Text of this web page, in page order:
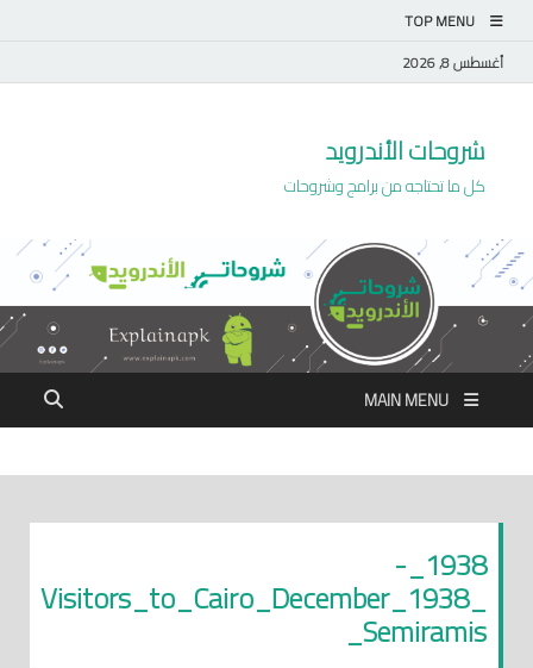
TOP MENU
أغسطس 8, 2026
شروحات الأندرويد
كل ما تحتاجه من برامج وشروحات
MAIN MENU
1938_-
_Visitors_to_Cairo_December_1938
_Semiramis